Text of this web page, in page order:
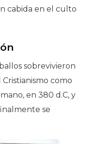
cabida en el culto
sobrevivieron
como
en 380 d.C, y
se